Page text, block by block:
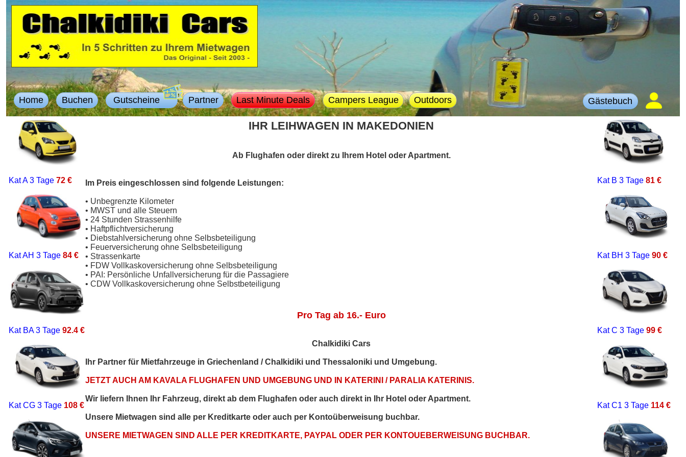
Home Buchen Gutscheine Partner Last Minute Deals Campers League Outdoors Gästebuch
Kat A3 Tage 72 €
Kat AH 3 Tage 84 €
Kat BA3 Tage 92.4 €
Kat CG 3 Tage 108 €
IHR LEIHWAGEN IN MAKEDONIEN
Ab Flughafen oder direkt zu Ihrem Hotel oder Apartment.
Im Preis eingeschlossen sind folgende Leistungen:
• Unbegrenzte Kilometer
• MWST und alle Steuern
• 24 Stunden Strassenhilfe
• Haftpflichtversicherung
• Diebstahlversicherung ohne Selbsbeteiligung
• Feuerversicherung ohne Selbsbeteiligung
• Strassenkarte
• FDW Vollkaskoversicherung ohne Selbsbeteiligung
• PAI: Persönliche Unfallversicherung für die Passagiere
• CDW Vollkaskoversicherung ohne Selbstbeteiligung
Pro Tag ab 16.- Euro
Chalkidiki Cars
Ihr Partner für Mietfahrzeuge in Griechenland / Chalkidiki und Thessaloniki und Umgebung.
JETZT AUCH AM KAVALA FLUGHAFEN UND UMGEBUNG UND IN KATERINI / PARALIA KATERINIS.
Wir liefern Ihnen Ihr Fahrzeug, direkt ab dem Flughafen oder auch direkt in Ihr Hotel oder Apartment.
Unsere Mietwagen sind alle per Kreditkarte oder auch per Kontoüberweisung buchbar.
UNSERE MIETWAGEN SIND ALLE PER KREDITKARTE, PAYPAL ODER PER KONTOUEBERWEISUNG BUCHBAR.
Kat B 3 Tage 81 €
Kat BH 3 Tage 90 €
Kat C 3 Tage 99 €
Kat C1 3 Tage 114 €